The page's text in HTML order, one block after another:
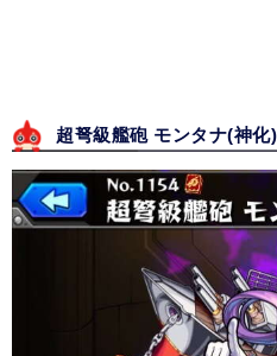
超弩級艦砲 モンタナ(神化)